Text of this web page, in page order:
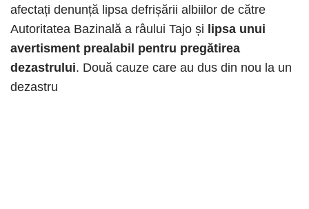
afectați denunță lipsa defrișării albiilor de către
Autoritatea Bazinală a râului Tajo și lipsa unui
avertisment prealabil pentru pregătirea
dezastrului. Două cauze care au dus din nou la un
dezastru